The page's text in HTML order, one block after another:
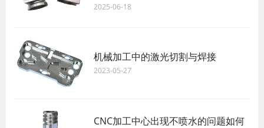
2025-06-18
机械加工中的激光切割与焊接
2023-05-27
CNC加工中心出现不喷水的问题如何